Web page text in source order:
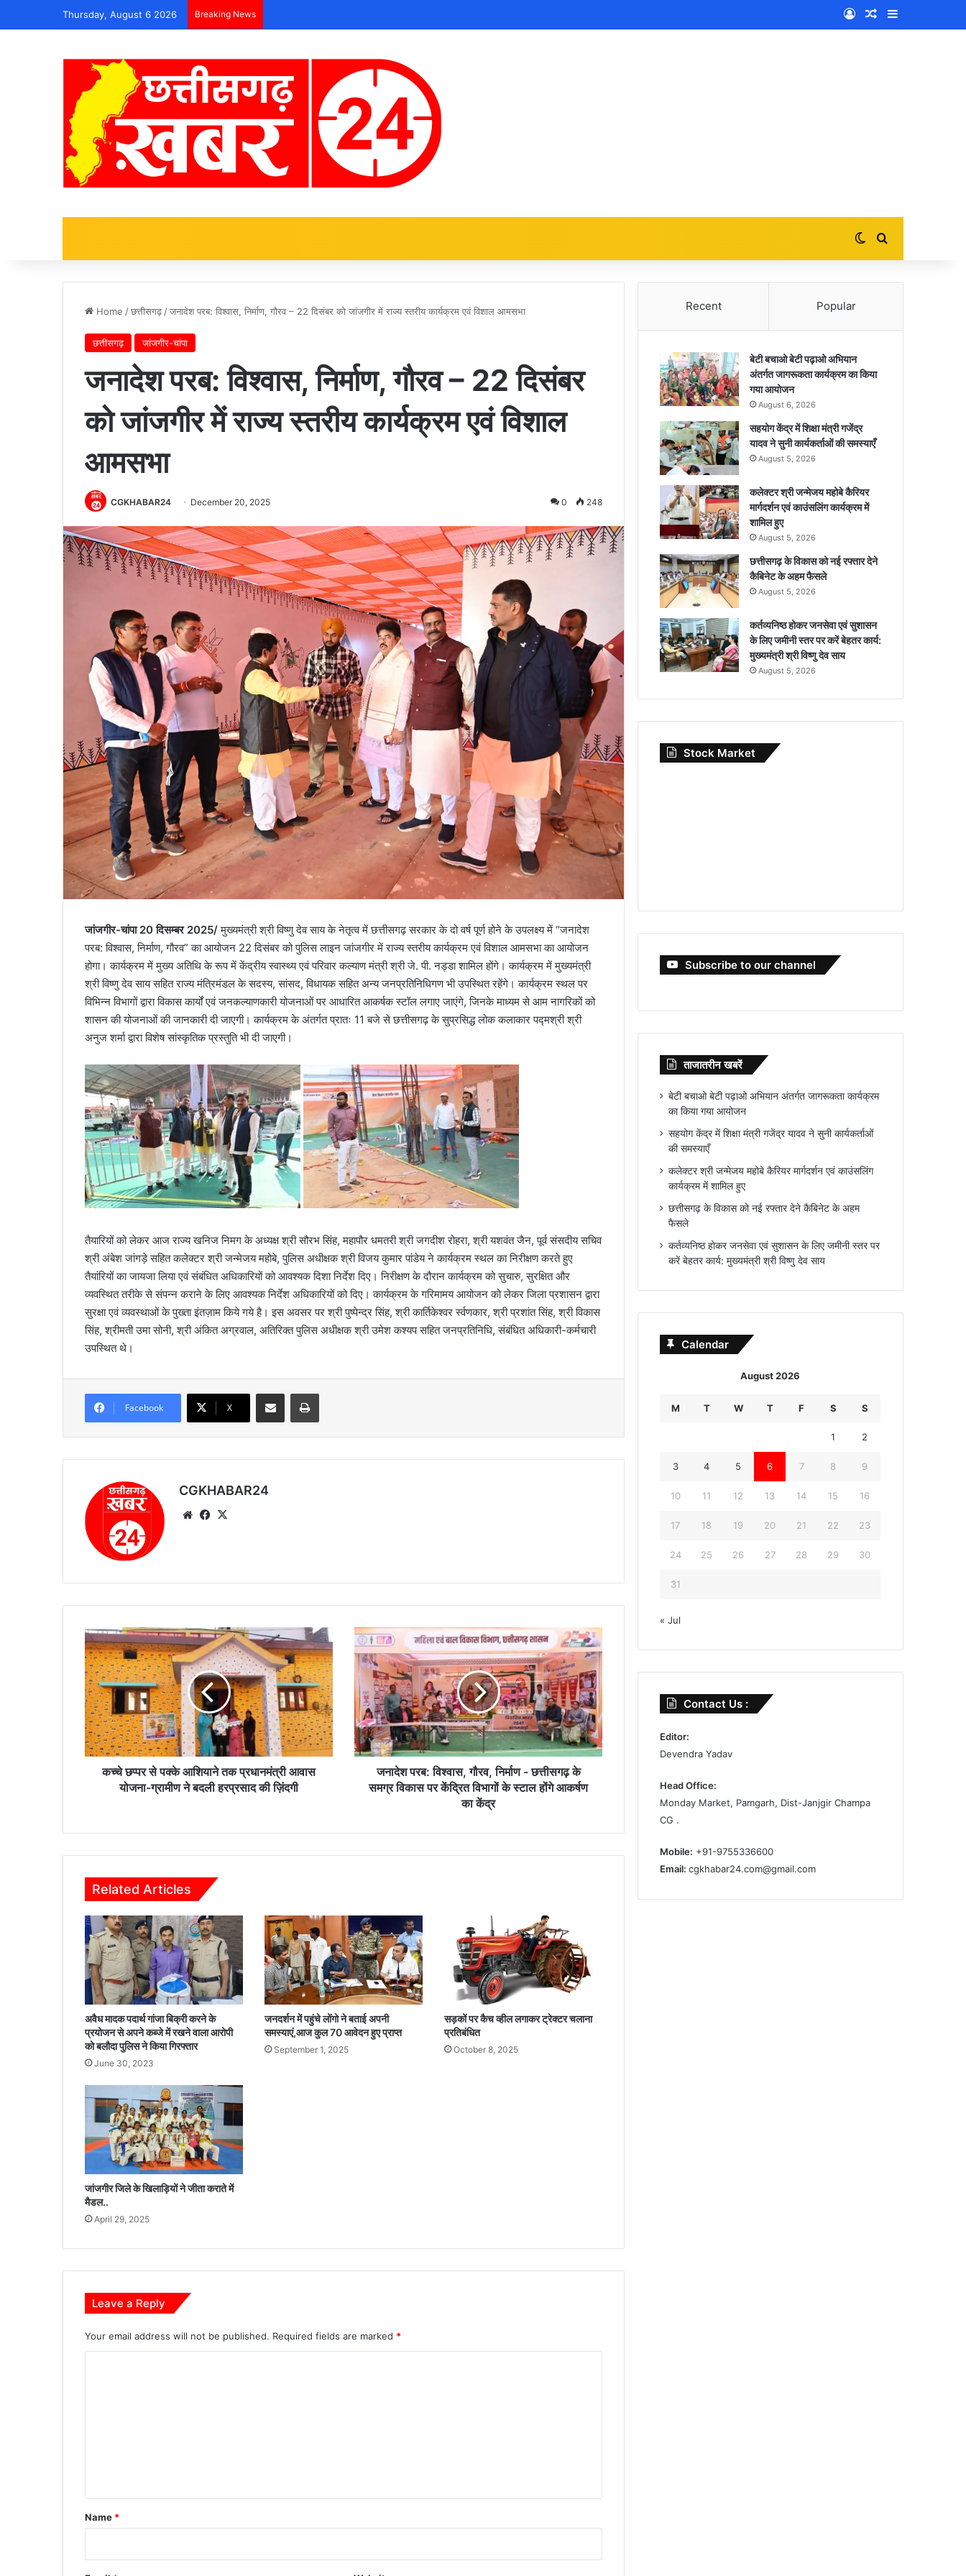
Thursday, August 6 2026 Breaking News Log InRandom Article
Switch skin
Home /छत्तीसगढ़ /जनादेश परब: विश्वास, निर्माण, गौरव – 22 दिसंबर को जांजगीर में राज्य स्तरीय कार्यक्रम एवं विशाल आमसभा
छत्तीसगढ़ जांजगीर-चांपा
जनादेश परब: विश्वास, निर्माण, गौरव – 22 दिसंबर
को जांजगीर में राज्य स्तरीय कार्यक्रम एवं विशाल
आमसभा
CGKHABAR24 December 20, 2025 0 248
जांजगीर-चांपा 20 दिसम्बर 2025/मुख्यमंत्री श्री विष्णु देव साय के नेतृत्व में छत्तीसगढ़ सरकार के दो वर्ष पूर्ण होने के उपलक्ष्य में “जनादेश
परब: विश्वास, निर्माण, गौरव” का आयोजन 22 दिसंबर को पुलिस लाइन जांजगीर में राज्य स्तरीय कार्यक्रम एवं विशाल आमसभा का आयोजन
होगा। कार्यक्रम में मुख्य अतिथि के रूप में केंद्रीय स्वास्थ्य एवं परिवार कल्याण मंत्री श्री जे. पी. नड्डा शामिल होंगे। कार्यक्रम में मुख्यमंत्री
श्री विष्णु देव साय सहित राज्य मंत्रिमंडल के सदस्य, सांसद, विधायक सहित अन्य जनप्रतिनिधिगण भी उपस्थित रहेंगे। कार्यक्रम स्थल पर
विभिन्न विभागों द्वारा विकास कार्यों एवं जनकल्याणकारी योजनाओं पर आधारित आकर्षक स्टॉल लगाए जाएंगे, जिनके माध्यम से आम नागरिकों को
शासन की योजनाओं की जानकारी दी जाएगी। कार्यक्रम के अंतर्गत प्रातः 11 बजे से छत्तीसगढ़ के सुप्रसिद्ध लोक कलाकार पद्मश्री श्री
अनुज शर्मा द्वारा विशेष सांस्कृतिक प्रस्तुति भी दी जाएगी।
तैयारियों को लेकर आज राज्य खनिज निमग के अध्यक्ष श्री सौरभ सिंह, महापौर धमतरी श्री जगदीश रोहरा, श्री यशवंत जैन, पूर्व संसदीय सचिव
श्री अंबेश जांगड़े सहित कलेक्टर श्री जन्मेजय महोबे, पुलिस अधीक्षक श्री विजय कुमार पांडेय ने कार्यक्रम स्थल का निरीक्षण करते हुए
तैयांरियों का जायजा लिया एवं संबंधित अधिकारियों को आवश्यक दिशा निर्देश दिए। निरीक्षण के दौरान कार्यक्रम को सुचारु, सुरक्षित और
व्यवस्थित तरीके से संपन्न कराने के लिए आवश्यक निर्देश अधिकारियों को दिए। कार्यक्रम के गरिमामय आयोजन को लेकर जिला प्रशासन द्वारा
सुरक्षा एवं व्यवस्थाओं के पुख्ता इंतज़ाम किये गये है। इस अवसर पर श्री पुष्पेन्द्र सिंह, श्री कार्तिकेश्वर र्स्वणकार, श्री प्रशांत सिंह, श्री विकास
सिंह, श्रीमती उमा सोनी, श्री अंकित अग्रवाल, अतिरिक्त पुलिस अधीक्षक श्री उमेश कश्यप सहित जनप्रतिनिधि, संबंधित अधिकारी-कर्मचारी
उपस्थित थे।
Facebook X
CGKHABAR24
We Fa
क
च्चे
छ
प्प
र
से
प
क्के
आ
क
न
आ
वा
स
यो
ज
ग्रा
मी
ण
ब
र
सा
द
की
ज़िं
कच्चे छप्पर से पक्के आशियाने तक प्रधानमंत्री आवास
योजना-ग्रामीण ने बदली हरप्रसाद की ज़िंदगी
ज
ना
दे
श
प
ब
:
वि
र
छ
त्ती
स
ग
ढ़
स
ल
जनादेश परब: विश्वास, गौरव, निर्माण - छत्तीसगढ़ के
समग्र विकास पर केंद्रित विभागों के स्टाल होंगे आकर्षण
का केंद्र
Related Articles
अवैध मादक पदार्थ गांजा बिक्री करने के
प्रयोजन से अपने कब्जे में रखने वाला आरोपी
को बलौदा पुलिस ने किया गिरफ्तार
June 30, 2023
जनदर्शन में पहुंचे लोंगो ने बताई अपनी
समस्याएं,आज कुल 70 आवेदन हुए प्राप्त
September 1, 2025
सड़कों पर कैच व्हील लगाकर ट्रेक्टर चलाना
प्रतिबंधित
October 8, 2025
जांजगीर जिले के खिलाड़ियों ने जीता कराते में
मैडल..
April 29, 2025
Leave a Reply
Your email address will not be published. Required fields are marked *
*
Name *
Recent Popular
बेटी बचाओ बेटी पढ़ाओ अभियान
अंतर्गत जागरूकता कार्यक्रम का किया
गया आयोजन
August 6, 2026
सहयोग केंद्र में शिक्षा मंत्री गजेंद्र
यादव ने सुनी कार्यकर्ताओं की समस्याएँ
August 5, 2026
कलेक्टर श्री जन्मेजय महोबे कैरियर
मार्गदर्शन एवं काउंसलिंग कार्यक्रम में
शामिल हुए
August 5, 2026
छत्तीसगढ़ के विकास को नई रफ्तार देने
कैबिनेट के अहम फैसले
August 5, 2026
कर्तव्यनिष्ठ होकर जनसेवा एवं सुशासन
के लिए जमीनी स्तर पर करें बेहतर कार्य:
मुख्यमंत्री श्री विष्णु देव साय
August 5, 2026
Stock Market
Subscribe to our channel
ताजातरीन खबरें
बेटी बचाओ बेटी पढ़ाओ अभियान अंतर्गत जागरूकता कार्यक्रम
का किया गया आयोजन
सहयोग केंद्र में शिक्षा मंत्री गजेंद्र यादव ने सुनी कार्यकर्ताओं
की समस्याएँ
कलेक्टर श्री जन्मेजय महोबे कैरियर मार्गदर्शन एवं काउंसलिंग
कार्यक्रम में शामिल हुए
छत्तीसगढ़ के विकास को नई रफ्तार देने कैबिनेट के अहम
फैसले
कर्तव्यनिष्ठ होकर जनसेवा एवं सुशासन के लिए जमीनी स्तर पर
करें बेहतर कार्य: मुख्यमंत्री श्री विष्णु देव साय
Calendar
August 2026
M T W T F S S
1 2
3 4 5 6 7 8 9
10 11 12 13 14 15 16
17 18 19 20 21 22 23
24 25 26 27 28 29 30
31
« Jul
Contact Us :
Editor:
Devendra Yadav
Head Office:
Monday Market, Pamgarh, Dist-Janjgir Champa
CG .
Mobile: +91-9755336600
Email:cgkhabar24.com@gmail.com